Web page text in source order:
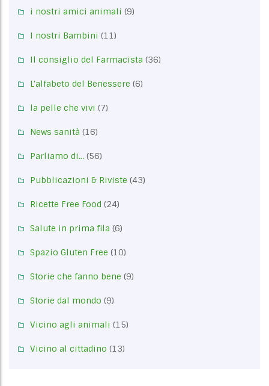
i nostri amici animali (9)
I nostri Bambini (11)
Il consiglio del Farmacista (36)
L'alfabeto del Benessere (6)
la pelle che vivi (7)
News sanità (16)
Parliamo di… (56)
Pubblicazioni & Riviste (43)
Ricette Free Food (24)
Salute in prima fila (6)
Spazio Gluten Free (10)
Storie che fanno bene (9)
Storie dal mondo (9)
Vicino agli animali (15)
Vicino al cittadino (13)